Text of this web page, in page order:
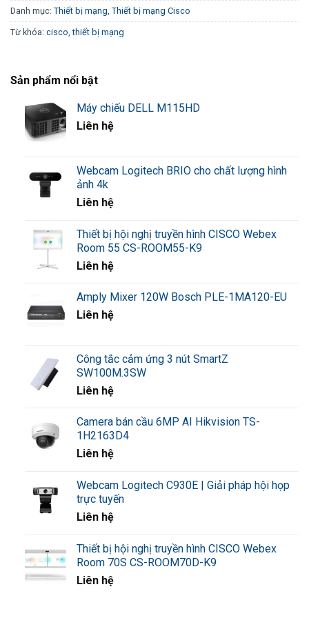
Khả năng chuyển mạch: 12.8 Gbps.
Tốc độ chuyển tiếp: 9.52 mpps với gói tin 64-byte.
Tree (RSTP), và Multiple Spanning Tree (MSTP).
VLAN: Hỗ trợ tới 256 VLAN đồng thời.
Layer 3:
Hỗ trợ định tuyến IPv4 và IPv6.
DHCP relay.
Hỗ trợ 4 mức ưu tiên hardware queues.
Bảo mật:
Hỗ trợ các tính năng bảo mật như port security, ACLs, và
RADIUS/TACAC
IPv6:
Hỗ trợ IPv6 host mode, IPv6 over Ethernet, và nhiều tính
Cáp:
Danh mục: Thiết bị mạng Thiết bị mạng Cisco
Từ khóa: cisco ,thiết bị mạng
Sản phẩm nổi bật
Máy chiếu DELL M115HD
Liên hệ
Webcam Logitech BRIO cho chất lượng hình
ảnh 4k
Liên hệ
Thiết bị hội nghị truyền hình CISCO Webex
Room 55 CS-ROOM55-K9
Liên hệ
Amply Mixer 120W Bosch PLE-1MA120-EU
Liên hệ
Công tắc cảm ứng 3 nút SmartZ
SW100M.3SW
Liên hệ
Camera bán cầu 6MP AI Hikvision TS-
1H2163D4
Liên hệ
Webcam Logitech C930E | Giải pháp hội họp
trực tuyến
Liên hệ
Thiết bị hội nghị truyền hình CISCO Webex
Room 70S CS-ROOM70D-K9
Liên hệ